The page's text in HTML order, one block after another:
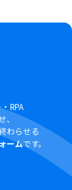
れとYoomを
向けプランと一
）があり、一
には認証に失敗
サクセスプラン
ます。フリープ
ローボットの
ご注意くださ
RPA
わらせる
ームです。